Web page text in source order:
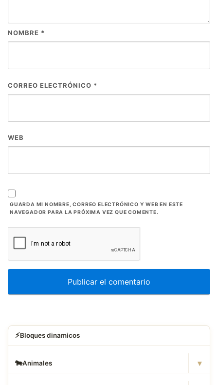
NOMBRE *
CORREO ELECTRÓNICO *
WEB
GUARDA MI NOMBRE, CORREO ELECTRÓNICO Y WEB EN ESTE
NAVEGADOR PARA LA PRÓXIMA VEZ QUE COMENTE.
⚡Bloques dinamicos
🐄Animales ▾